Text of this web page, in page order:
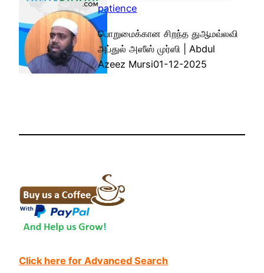
patience
பொறுமைக்கான சிறந்த துஆமவ்லவி
அப்துல் அஸீஸ் முர்ஸி | Abdul
Azeez Mursi01-12-2025
Click here for Advanced Search